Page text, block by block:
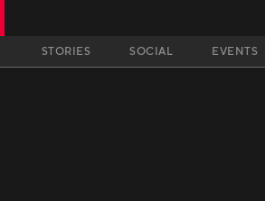
STORIES SOCIAL EVENTS